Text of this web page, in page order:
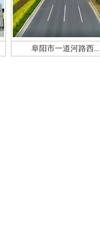
阜阳市一道河路西...